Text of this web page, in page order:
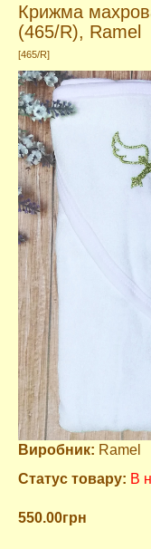
Крижма
(465/R), Ramel
[465/R]
Виробник: Ramel
Статус товару: В
550.00грн